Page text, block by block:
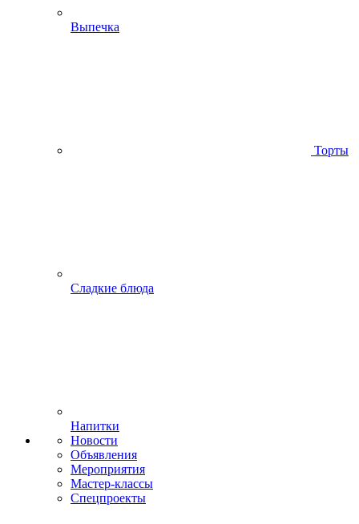
Выпечка
Торты
Сладкие блюда
Напитки
Новости
Объявления
Мероприятия
Мастер-классы
Спецпроекты